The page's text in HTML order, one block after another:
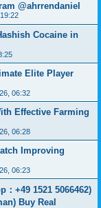
@ahrrendaniel
Cocaine in
Elite Player
06:32
Effective Farming
06:28
Improving
06:23
+49 1521 5066462)
Buy Real